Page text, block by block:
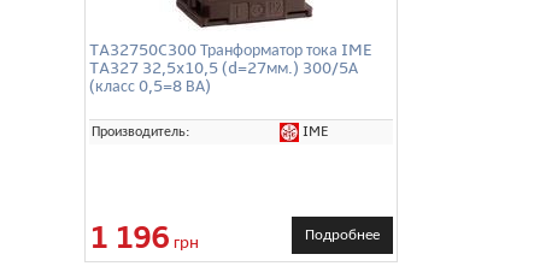
TA32750C300 Транформатор тока IME
TA327 32,5x10,5 (d=27мм.) 300/5А
(класс 0,5=8 ВА)
Производитель: IME
1 196 грн Подробнее